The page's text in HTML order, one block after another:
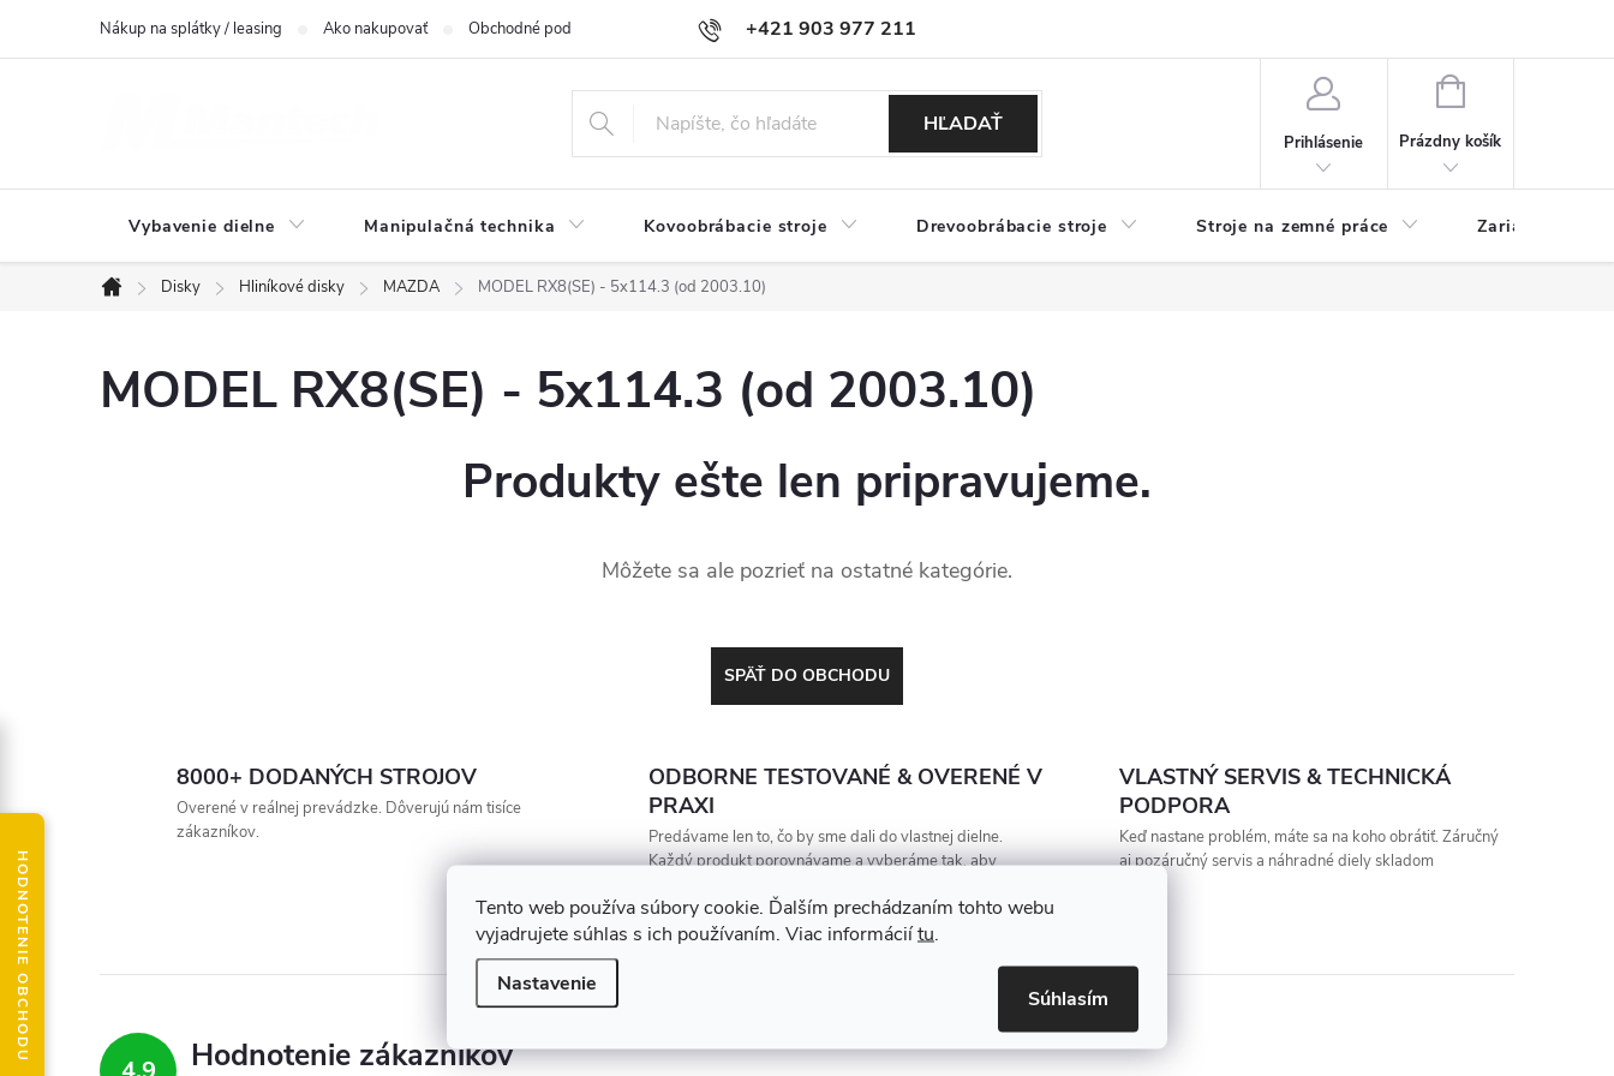
Tento web používa súbory cookie. Ďalším prechádzaním tohto webu
vyjadrujete súhlas s ich používaním. Viac informáciítu.
Nastavenie
Súhlasím
+421 903 977 211
Nákup na splátky / leasing Ako nakupovať Obchodné podmienky Podmienky ochrany osobných údajov
HĽADAŤ
Prihlásenie
NÁKUPNÝ
Prázdny košík
Vybavenie dielne Manipulačná technika Kovoobrábacie stroje Drevoobrábacie stroje Stroje na zemné práce Zariadenia na
Domov
Disky Hliníkové disky MAZDA MODEL RX8(SE) - 5x114.3 (od 2003.10)
MODEL RX8(SE) - 5x114.3 (od 2003.10)
Produkty ešte len pripravujeme.
Môžete sa ale pozrieť na ostatné kategórie.
SPÄŤ DO OBCHODU
8000+ DODANÝCH STROJOV
Overené v reálnej prevádzke. Dôverujú nám tisíce
zákazníkov.
ODBORNE TESTOVANÉ & OVERENÉ V
PRAXI
Predávame len to, čo by sme dali do vlastnej dielne.
Každý produkt porovnávame a vyberáme tak, aby
VLASTNÝ SERVIS & TECHNICKÁ
PODPORA
Keď nastane problém, máte sa na koho obrátiť. Záručný
aj pozáručný servis a náhradné diely skladom
Hodnotenie zákazníkov
HODNOTENIE OBCHODU